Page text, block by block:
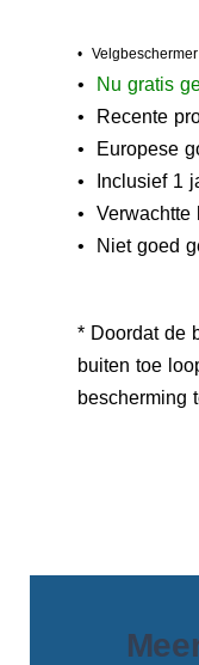
•
• N u gratis
• Recente
• Europese
• Inclusief 1
• Verwachtte
• Niet goed
* Doordat de
buiten toe
bescherming